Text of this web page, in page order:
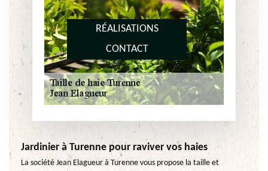
RÉALISATIONS
CONTACT
Jardinier à Turenne pour raviver vos haies
La société Jean Elagueur à Turenne vous propose la taille et